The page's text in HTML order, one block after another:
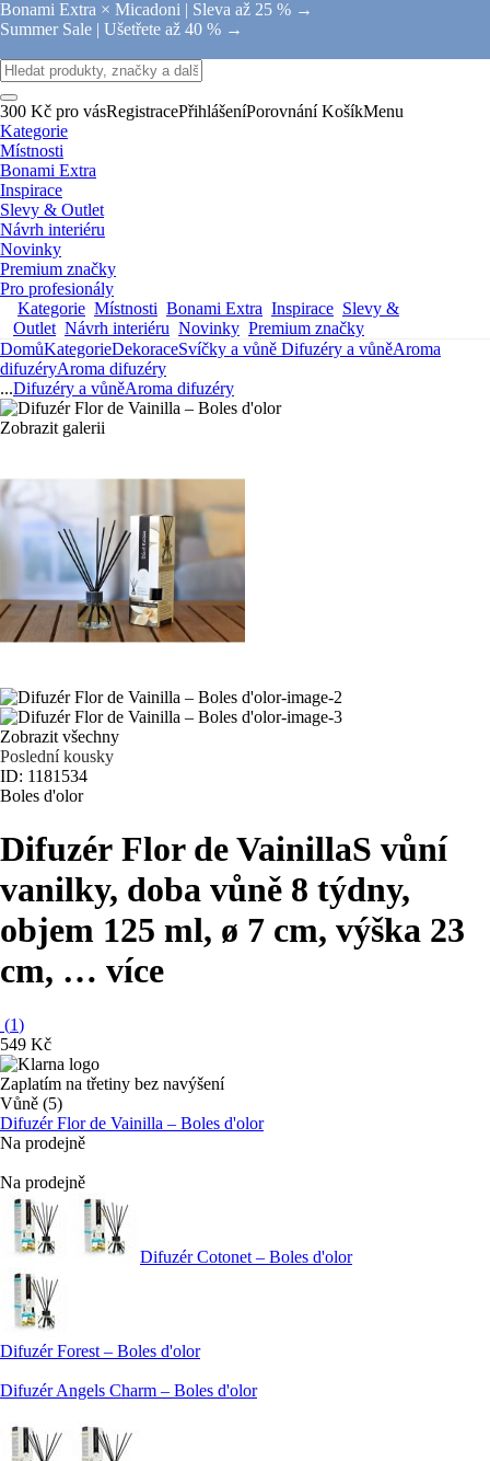
Bonami Extra × Micadoni | Sleva až 25 % →
Summer Sale | Ušetřete až 40 % →
300 Kč pro vásRegistracePřihlášeníPorovnání KošíkMenu
Kategorie
Místnosti
Bonami Extra
Inspirace
Slevy & Outlet
Návrh interiéru
Novinky
Premium značky
Pro profesionály
Kategorie Místnosti Bonami Extra Inspirace Slevy &
Outlet Návrh interiéru Novinky Premium značky
DomůKategorieDekoraceSvíčky a vůně Difuzéry a vůněAroma
difuzéryAroma difuzéry
...Difuzéry a vůněAroma difuzéry
Zobrazit galerii
Zobrazit všechny
Poslední kousky
ID: 1181534
Boles d'olor
Difuzér Flor de VainillaS vůní
vanilky, doba vůně 8 týdny,
objem 125 ml, ø 7 cm, výška 23
cm, … více
(1)
549 Kč
Zaplatím na třetiny bez navýšení
Vůně (5)
Difuzér Flor de Vainilla – Boles d'olor
Na prodejně
Na prodejně
Difuzér Cotonet – Boles d'olor
Difuzér Forest – Boles d'olor
Difuzér Angels Charm – Boles d'olor